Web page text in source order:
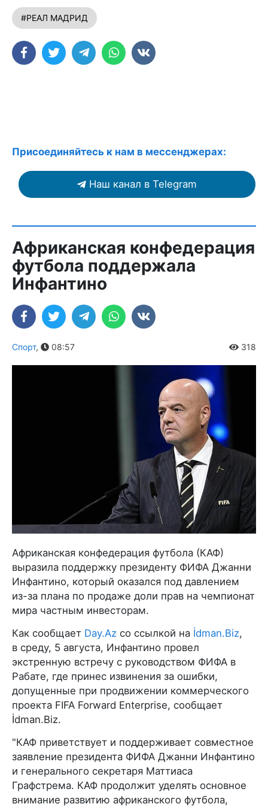
#РЕАЛ МАДРИД
Присоединяйтесь к нам в мессенджерах:
Наш канал в Telegram
Африканская конфедерация
футбола поддержала
Инфантино
Спорт, 08:57 318
Африканская конфедерация футбола (КАФ)
выразила поддержку президенту ФИФА Джанни
Инфантино, который оказался под давлением
из-за плана по продаже доли прав на чемпионат
мира частным инвесторам.
Как сообщает Day.Az со ссылкой на İdman.Biz,
в среду, 5 августа, Инфантино провел
экстренную встречу с руководством ФИФА в
Рабате, где принес извинения за ошибки,
допущенные при продвижении коммерческого
проекта FIFA Forward Enterprise, сообщает
İdman.Biz.
"КАФ приветствует и поддерживает совместное
заявление президента ФИФА Джанни Инфантино
и генерального секретаря Маттиаса
Графстрема. КАФ продолжит уделять основное
внимание развитию африканского футбола,